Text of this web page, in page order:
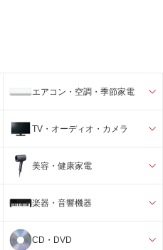
エアコン・空調・季節家電
TV・オーディオ・カメラ
美容・健康家電
楽器・音響機器
CD・DVD